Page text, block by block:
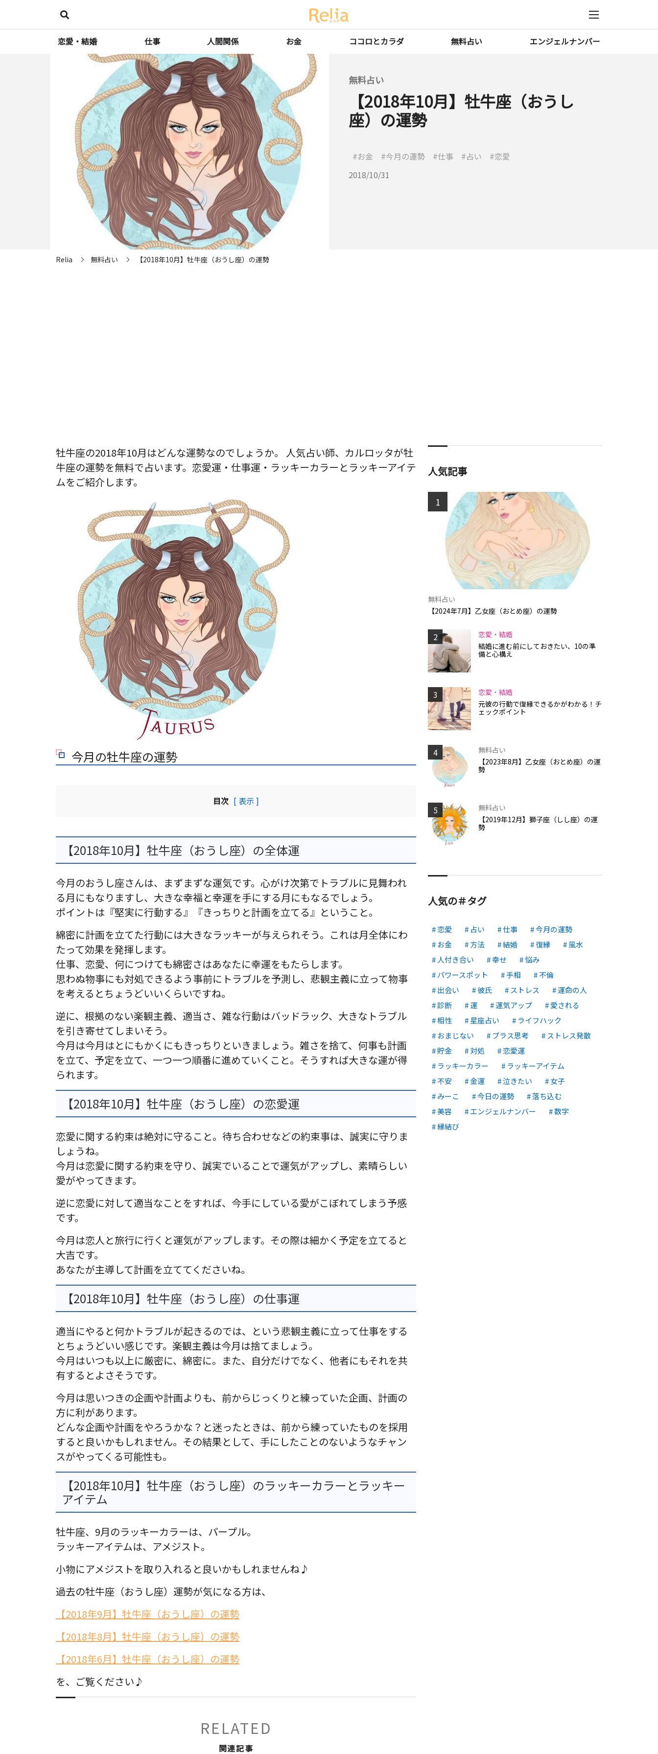
恋愛・結婚 仕事 人間関係 お金 ココロとカラダ 無料占い エンジェルナンバー
無料占い
【2018年10月】牡牛座（おうし
座）の運勢
お金 今月の運勢 仕事 占い
恋愛
2018/10/31
Relia 無料占い 【2018年10月】牡牛座（おうし座）の運勢
牡牛座の2018年10月はどんな運勢なのでしょうか。 人気占い師、カルロッタが牡
牛座の運勢を無料で占います。恋愛運・仕事運・ラッキーカラーとラッキーアイテ
ムをご紹介します。
今月の牡牛座の運勢
目次 [ 表示 ]
【2018年10月】牡牛座（おうし座）の全体運
今月のおうし座さんは、まずまずな運気です。心がけ次第でトラブルに見舞われ
る月にもなりますし、大きな幸福と幸運を手にする月にもなるでしょう。
ポイントは『堅実に行動する』『きっちりと計画を立てる』ということ。
綿密に計画を立てた行動には大きなラッキーが与えられそう。これは月全体にわ
たって効果を発揮します。
仕事、恋愛、何につけても綿密さはあなたに幸運をもたらします。
思わぬ物事にも対処できるよう事前にトラブルを予測し、悲観主義に立って物事
を考えるとちょうどいいくらいですね。
逆に、根拠のない楽観主義、適当さ、雑な行動はバッドラック、大きなトラブル
を引き寄せてしまいそう。
今月は今月はとにもかくにもきっちりといきましょう。雑さを捨て、何事も計画
を立て、予定を立て、一つ一つ順番に進めていくこと。そうすれば大きな運が得
られます。
【2018年10月】牡牛座（おうし座）の恋愛運
恋愛に関する約束は絶対に守ること。待ち合わせなどの約束事は、誠実に守りま
しょうね。
今月は恋愛に関する約束を守り、誠実でいることで運気がアップし、素晴らしい
愛がやってきます。
逆に恋愛に対して適当なことをすれば、今手にしている愛がこぼれてしまう予感
です。
今月は恋人と旅行に行くと運気がアップします。その際は細かく予定を立てると
大吉です。
あなたが主導して計画を立ててくださいね。
【2018年10月】牡牛座（おうし座）の仕事運
適当にやると何かトラブルが起きるのでは、という悲観主義に立って仕事をする
とちょうどいい感じです。楽観主義は今月は捨てましょう。
今月はいつも以上に厳密に、綿密に。また、自分だけでなく、他者にもそれを共
有するとよさそうです。
今月は思いつきの企画や計画よりも、前からじっくりと練っていた企画、計画の
方に利があります。
どんな企画や計画をやろうかな？と迷ったときは、前から練っていたものを採用
すると良いかもしれません。その結果として、手にしたことのないようなチャン
スがやってくる可能性も。
【2018年10月】牡牛座（おうし座）のラッキーカラーとラッキー
アイテム
牡牛座、9月のラッキーカラーは、パープル。
ラッキーアイテムは、アメジスト。
小物にアメジストを取り入れると良いかもしれませんね♪
過去の牡牛座（おうし座）運勢が気になる方は、
【2018年9月】牡牛座（おうし座）の運勢
【2018年8月】牡牛座（おうし座）の運勢
【2018年6月】牡牛座（おうし座）の運勢
を、ご覧ください♪
RELATED
関連記事
人気記事
1
無料占い
【2024年7月】乙女座（おとめ座）の運勢
2
恋愛・結婚
結婚に進む前にしておきたい、10の準
備と心構え
3
恋愛・結婚
元彼の行動で復縁できるかがわかる！チ
ェックポイント
4
無料占い
【2023年8月】乙女座（おとめ座）の運
勢
5
無料占い
【2019年12月】獅子座（しし座）の運
勢
人気の＃タグ
恋愛 占い 仕事
今月の運勢
お金
方法 結婚 復縁
風水
人付き合い
幸せ
悩み
パワースポット
手相
不倫
出会い
彼氏 ストレス
運命の人
診断
運 運気アップ
愛される
相性
星座占い
ライフハック
おまじない
プラス思考
ストレス発散
貯金
対処
恋愛運
ラッキーカラー
ラッキーアイテム
不安
金運 泣きたい
女子
みーこ
今日の運勢
落ち込む
美容
エンジェルナンバー
数字
縁結び